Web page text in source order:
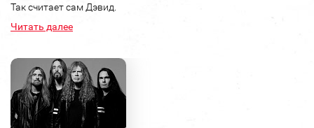
Так считает сам Дэвид.
Читать далее